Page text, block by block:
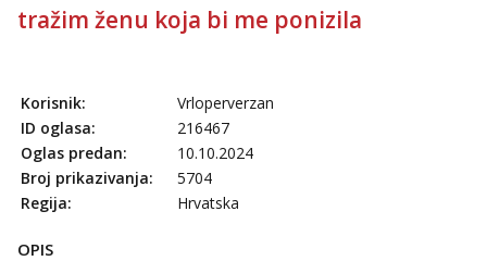
tražim ženu koja bi me ponizila
Korisnik:
Vrloperverzan
ID oglasa:
216467
Oglas predan:
10.10.2024
Broj prikazivanja:
5704
Regija:
Hrvatska
OPIS